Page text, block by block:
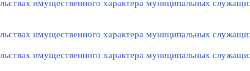
имущественного характера муниципальных
имущественного характера муниципальных
имущественного характера муниципальных